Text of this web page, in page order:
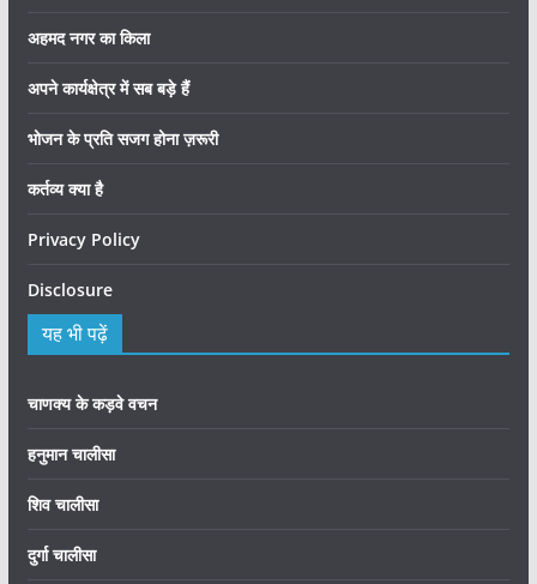
अहमद नगर का किला
अपने कार्यक्षेत्र में सब बड़े हैं
भोजन के प्रति सजग होना ज़रूरी
कर्तव्य क्या है
Privacy Policy
Disclosure
यह भी पढ़ें
चाणक्य के कड़वे वचन
हनुमान चालीसा
शिव चालीसा
दुर्गा चालीसा